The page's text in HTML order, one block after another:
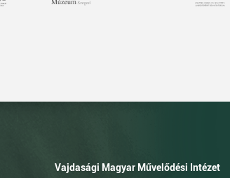
Vajdasági Magyar Művelődési Intézet